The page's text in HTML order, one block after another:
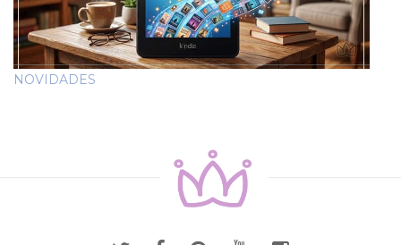
NOVIDADES